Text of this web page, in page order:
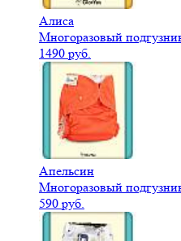
Алиса
Многоразовый
1490 руб.
Апельсин
Многоразовый
590 руб.